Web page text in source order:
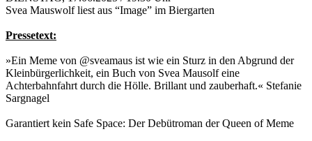
Svea Mauswolf liest aus “Image” im Biergarten
Pressetext:
»Ein Meme von @sveamaus ist wie ein Sturz in den Abgrund der
Kleinbürgerlichkeit, ein Buch von Svea Mausolf eine
Achterbahnfahrt durch die Hölle. Brillant und zauberhaft.« Stefanie
Sargnagel
Garantiert kein Safe Space: Der Debütroman der Queen of Meme